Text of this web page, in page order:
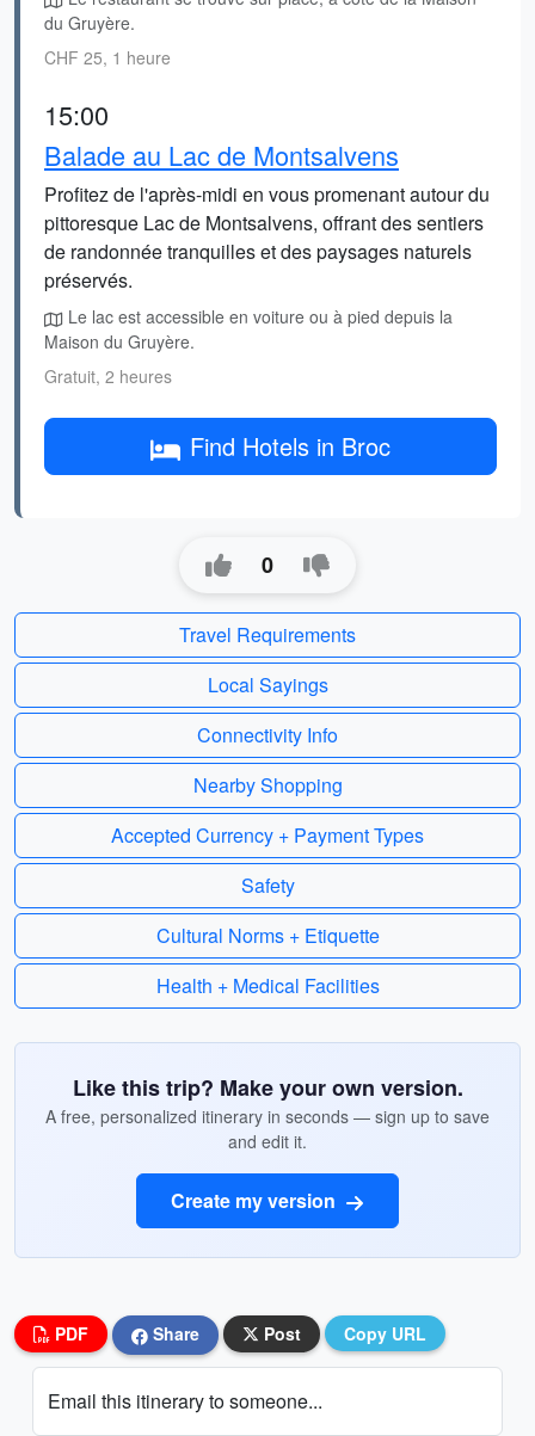
du Gruyère.
CHF 25, 1 heure
15:00
Balade au Lac de Montsalvens
Profitez de l'après-midi en vous promenant autour du
pittoresque Lac de Montsalvens, offrant des sentiers
de randonnée tranquilles et des paysages naturels
préservés.
Le lac est accessible en voiture ou à pied depuis la
Maison du Gruyère.
Gratuit, 2 heures
Find Hotels in Broc
0
Travel Requirements
Local Sayings
Connectivity Info
Nearby Shopping
Accepted Currency + Payment Types
Safety
Cultural Norms + Etiquette
Health + Medical Facilities
Like this trip? Make your own version.
A free, personalized itinerary in seconds — sign up to save
and edit it.
Create my version
PDF Share Post Copy URL
Email this itinerary to someone...